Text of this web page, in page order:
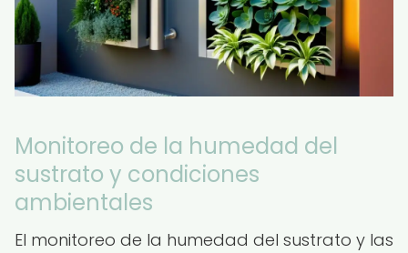
Monitoreo de la humedad del
sustrato y condiciones
ambientales
El monitoreo de la humedad del sustrato y las